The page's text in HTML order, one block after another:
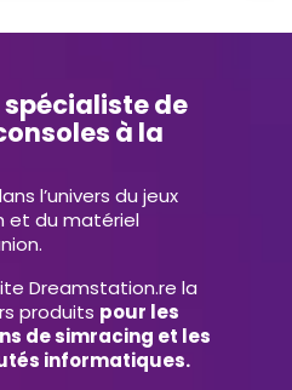
de
à la
l’univers du jeux
et du matériel
Dreamstation.re la
produits pour les
de simracing et les
informatiques.